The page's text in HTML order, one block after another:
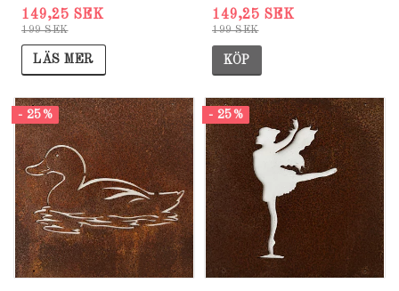
199 SEK
149,25 SEK
LÄS MER
199 SEK
149,25 SEK
KÖP
- 25% - 25%